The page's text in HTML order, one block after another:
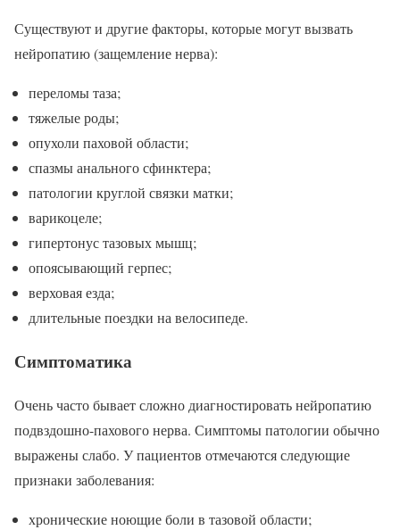
Существуют и другие факторы, которые могут вызвать
нейропатию (защемление нерва):
переломы таза;
тяжелые роды;
опухоли паховой области;
спазмы анального сфинктера;
патологии круглой связки матки;
варикоцеле;
гипертонус тазовых мышц;
опоясывающий герпес;
верховая езда;
длительные поездки на велосипеде.
Симптоматика
Очень часто бывает сложно диагностировать нейропатию
подвздошно-пахового нерва. Симптомы патологии обычно
выражены слабо. У пациентов отмечаются следующие
признаки заболевания:
хронические ноющие боли в тазовой области;